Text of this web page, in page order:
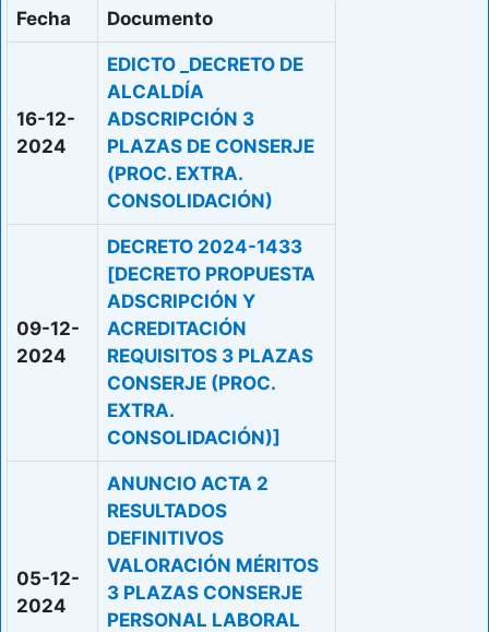
Fecha Documento
16-12-
2024
EDICTO _DECRETO DE
ALCALDÍA
ADSCRIPCIÓN 3
PLAZAS DE CONSERJE
(PROC. EXTRA.
CONSOLIDACIÓN)
09-12-
2024
DECRETO 2024-1433
[DECRETO PROPUESTA
ADSCRIPCIÓN Y
ACREDITACIÓN
REQUISITOS 3 PLAZAS
CONSERJE (PROC.
EXTRA.
CONSOLIDACIÓN)]
05-12-
2024
ANUNCIO ACTA 2
RESULTADOS
DEFINITIVOS
VALORACIÓN MÉRITOS
3 PLAZAS CONSERJE
PERSONAL LABORAL